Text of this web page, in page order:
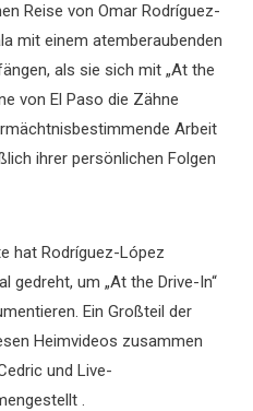
Reise von Omar Rodríguez-
mit einem atemberaubenden
als sie sich mit „At the
von El Paso die Zähne
Arbeit
ihrer persönlichen Folgen
hat Rodríguez-López
gedreht, um „At the Drive-In“
Ein Großteil der
Heimvideos zusammen
und Live-
.